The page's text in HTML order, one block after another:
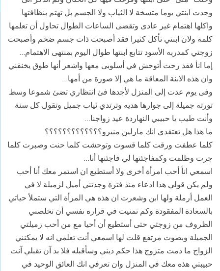
وجدت ابنتي يوما متسخة لا الثياب ولا الجسم بل تهتم بنظافتها
واكلها اهتمام غير عادى وتقضى الساعات الطوال تحاول أن تعلمها
كلمة ولان ابنتي تأكل كثيرا فقد أصبحت ذات جسم ضخم وأصبحت
زوجتي كمدربه الأسود تتابع ابنتها طوال اليوم بمنتهى الاهتمام…
إما انأ فقد رحت أتوحش في أسلوبى معها واشعر أنها طوق يخنقني
وان هذه الابنة المعاقة ما هي إلا صورة من أمها…
وفى يوم عدت إلى المنزل لأجدها فئ انتظاري تضئ شموعا وسط
تورته جميلة إلى جوارها هديه وترتدي ثياب جميل وتقول كل سنة
وأنت طيب يا حبيبي النهاردة عيد زواجنا…
ما هذا هل تعتقدي انك مارلين منيرو؟؟؟؟؟؟؟؟؟؟؟؟؟
كلما عطفت ورقت كلما قسوت وتوحشت كلما حنت وصبرت كلما
جرت وظلمت وكمفاجئتها لي فاجئنها أنا…
اسمعي انأ أحب امرأة أخرى ولا أستطيع ان استمر معك أنا أحب
ولم يكن قولي هذا ادعاء منذ فترة وجدتني أميل لزميلة لا في
العمل أرملة ولها ابن وشعرت ان هذه هي المرأة التي ستملأ حياتي
بالسعادة المفقودة وكم تمنيت في قراره نفسي أن تخلصني
الظروف من زوجتي حتى أستطيع أن أحيا مع من أحب زميلتي
الجميلة وبصوت مرتفع قلت لها اسمعي أنت تعلمي انه لا يمكنني
الزواج ما دمت متزوج هذا حكم ديني وسأقبله فلا بد آن تقبلي آنت
حبيبتي هذه معك في المنزل وان تعرفي انك العائق الوحيد في